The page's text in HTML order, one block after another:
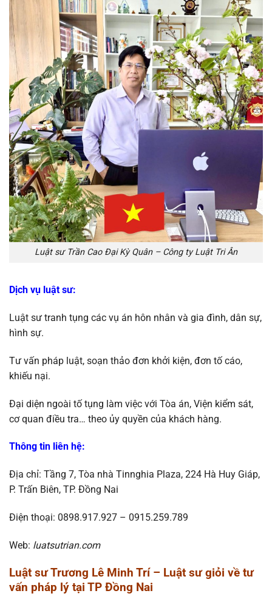
Luật sư Trần Cao Đại Kỳ Quân – Công ty Luật Tri Ân
Dịch vụ luật sư:
Luật sư tranh tụng các vụ án hôn nhân và gia đình, dân sự,
hình sự.
Tư vấn pháp luật, soạn thảo đơn khởi kiện, đơn tố cáo,
khiếu nại.
Đại diện ngoài tố tụng làm việc với Tòa án, Viện kiểm sát,
cơ quan điều tra… theo ủy quyền của khách hàng.
Thông tin liên hệ:
Địa chỉ: Tầng 7, Tòa nhà Tinnghia Plaza, 224 Hà Huy Giáp,
P. Trấn Biên, TP. Đồng Nai
Điện thoại: 0898.917.927 – 0915.259.789
Web: luatsutrian.com
Luật sư Trương Lê Minh Trí – Luật sư giỏi về tư
vấn pháp lý tại TP Đồng Nai